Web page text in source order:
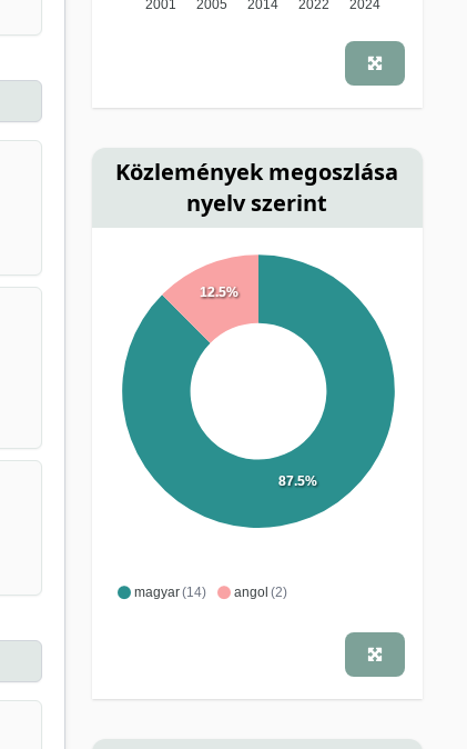
2001 2005 2014 2022 2024
Közlemények megoszlása
nyelv szerint
magyar(14) angol (2)
87.5%
12.5%